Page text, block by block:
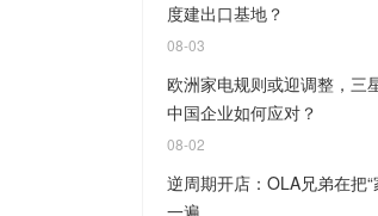
度建出口基地？
08-03
欧洲家电规则或迎调整，三
中国企业如何应对？
08-02
逆周期开店：OLA兄弟在把
一遍